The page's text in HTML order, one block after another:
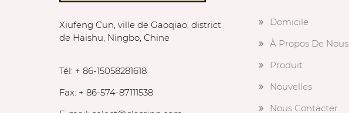
Xiufeng Cun, ville de Gaoqiao, district
de Haishu, Ningbo, Chine
Tél: + 86-15058281618
Fax: + 86-574-87111538
Domicile
À Propos De Nous
Produit
Nouvelles
Nous Contacter